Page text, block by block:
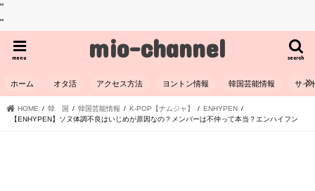
"
"
mio-channel search
menu
ホーム オタ活 アクセス方法 ヨントン情報 韓国芸能情報 サイ
HOME 韓 国 韓国芸能情報 K-POP【ナムジャ】
ENHYPEN
【ENHYPEN】ソヌ体調不良はいじめが原因なの？メンバーは不仲って本当？エンハイフン